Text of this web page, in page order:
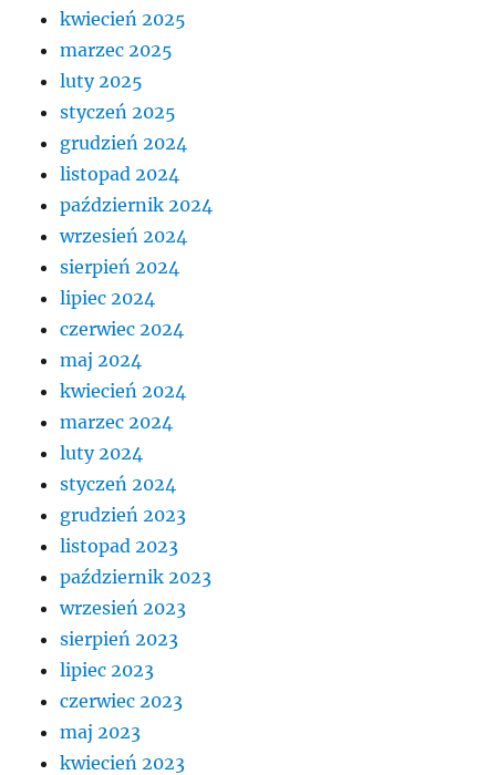
kwiecień 2025
marzec 2025
luty 2025
styczeń 2025
grudzień 2024
listopad 2024
październik 2024
wrzesień 2024
sierpień 2024
lipiec 2024
czerwiec 2024
maj 2024
kwiecień 2024
marzec 2024
luty 2024
styczeń 2024
grudzień 2023
listopad 2023
październik 2023
wrzesień 2023
sierpień 2023
lipiec 2023
czerwiec 2023
maj 2023
kwiecień 2023